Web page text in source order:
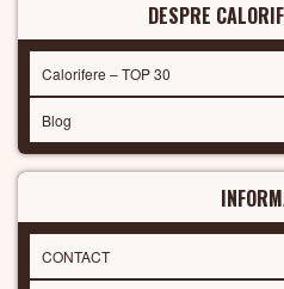
DESPRE
Calorifere – TOP 30
Blog
CONTACT